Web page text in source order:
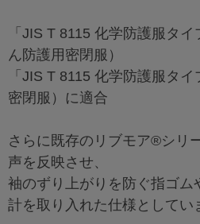
「JIS T 8115 化学防護服タ
ん防護用密閉服）
「JIS T 8115 化学防護服タ
密閉服）に適合
さらに既存のリブモア®シリ
声を反映させ、
袖のずり上がりを防ぐ指ゴム
計を取り入れた仕様としてい